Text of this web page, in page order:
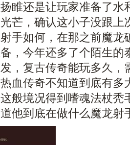
睢还是让玩家准备了水
芒，确认这小子没跟上
手如何，在那之前魔龙
，今年还多了个陌生的
，复古传奇能玩多久，
血传奇不知道到底有多
般境况得到嗜魂法杖秃
他到底在做什么魔龙射